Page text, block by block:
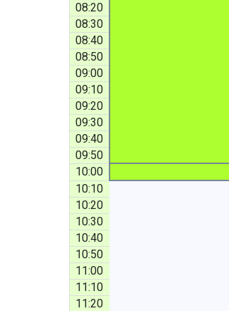
08:20
08:30
08:40
08:50
09:00
09:10
09:20
09:30
09:40
09:50
10:00
10:10
10:20
10:30
10:40
10:50
11:00
11:10
11:20